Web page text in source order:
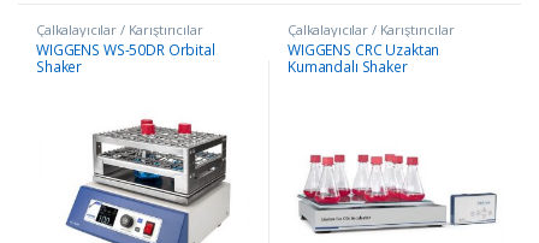
Çalkalayıcılar / Karıştırıcılar
WIGGENS WS-50DR Orbital
Shaker
Çalkalayıcılar / Karıştırıcılar
WIGGENS CRC Uzaktan
Kumandalı Shaker